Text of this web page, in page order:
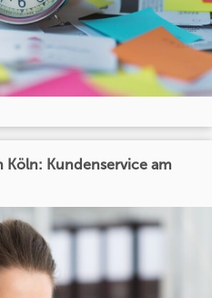
Köln: Kundenservice am